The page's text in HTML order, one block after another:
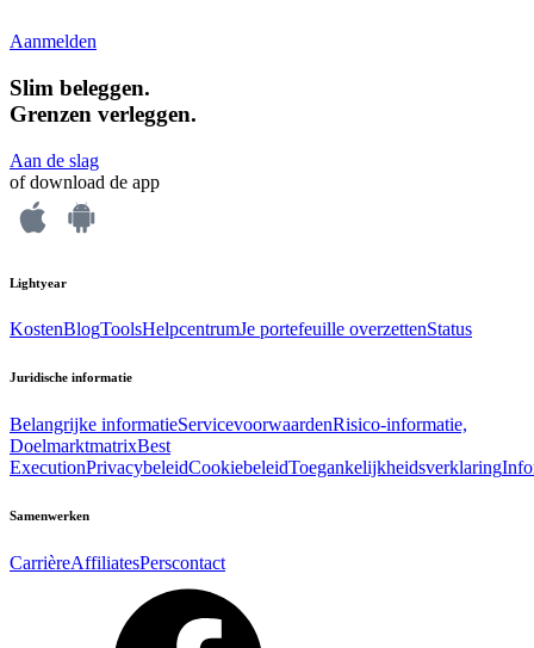
Aanmelden
Slim beleggen.
Grenzen verleggen.
Aan de slag
of download de app
Lightyear
KostenBlogToolsHelpcentrumJe portefeuille overzettenStatus
Juridische informatie
Belangrijke informatieServicevoorwaardenRisico-informatie,
DoelmarktmatrixBest
ExecutionPrivacybeleidCookiebeleidToegankelijkheidsverklaring
Samenwerken
CarrièreAffiliatesPerscontact